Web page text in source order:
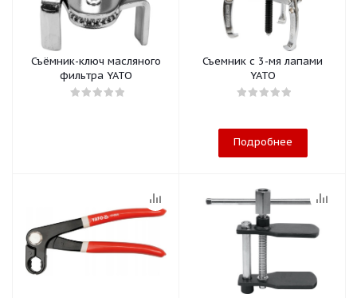
Съёмник-ключ масляного
фильтра YATO
Съемник с 3-мя лапами
YATO
Подробнее